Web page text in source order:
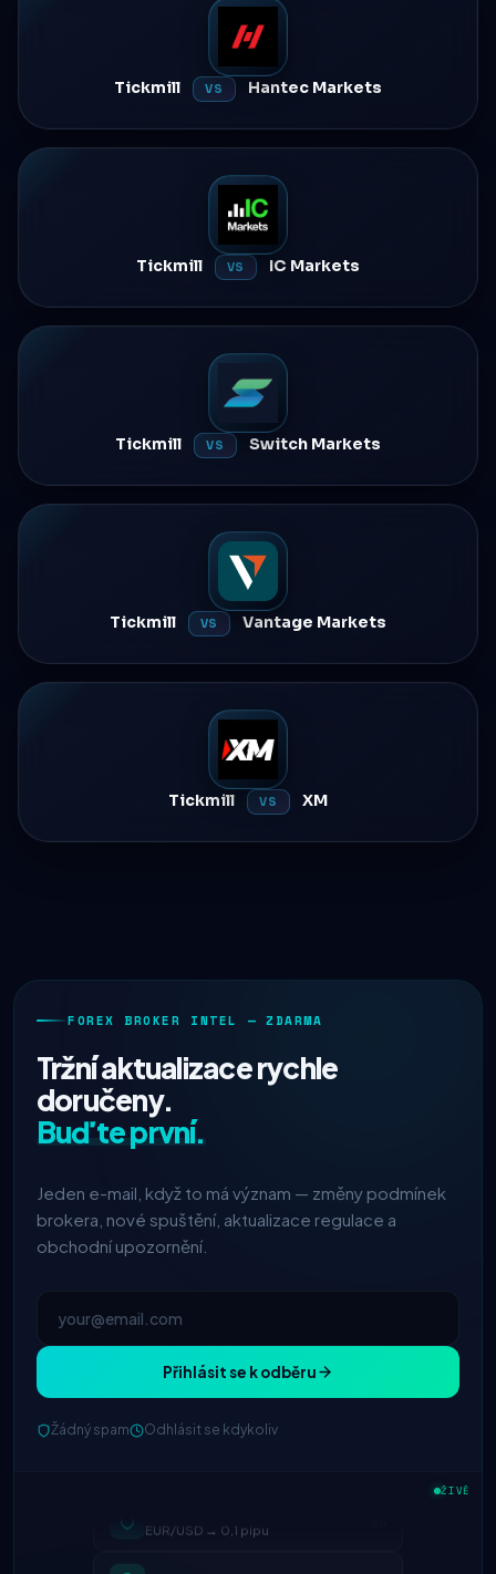
Tickmill VS Hantec Markets
Tickmill VS IC Markets
Tickmill VS Switch Markets
Tickmill VS Vantage Markets
Tickmill VS XM
FOREX BROKER INTEL — ZDARMA
Tržní aktualizace rychle
doručeny.
Buďte první.
Jeden e-mail, když to má význam — změny podmínek
brokera, nové spuštění, aktualizace regulace a
obchodní upozornění.
Přihlásit se k odběru
Žádný spam Odhlásit se kdykoliv
ŽIVĚ
Exnessspuštěno